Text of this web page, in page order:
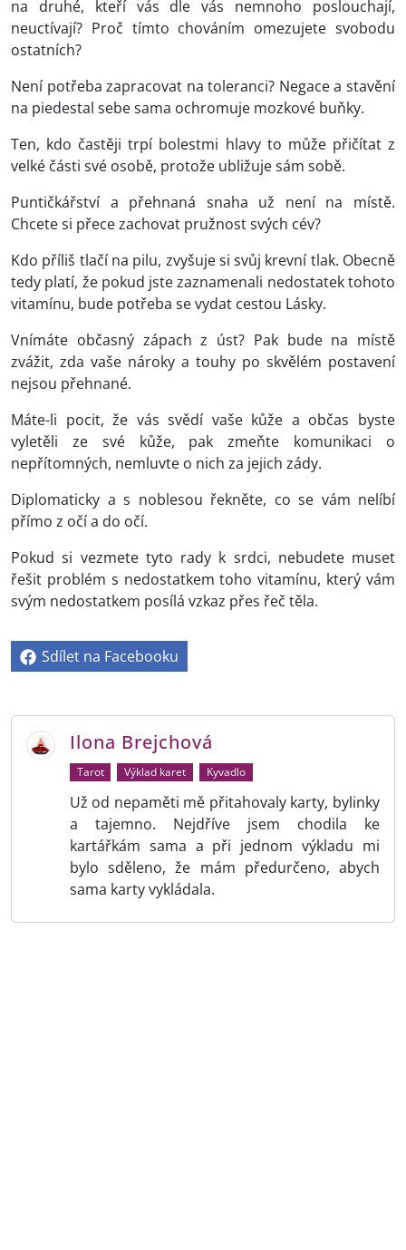
na druhé, kteří vás dle vás nemnoho poslouchají,
neuctívají? Proč tímto chováním omezujete svobodu
ostatních?
Není potřeba zapracovat na toleranci? Negace a stavění
na piedestal sebe sama ochromuje mozkové buňky.
Ten, kdo častěji trpí bolestmi hlavy to může přičítat z
velké části své osobě, protože ubližuje sám sobě.
Puntičkářství a přehnaná snaha už není na místě.
Chcete si přece zachovat pružnost svých cév?
Kdo příliš tlačí na pilu, zvyšuje si svůj krevní tlak. Obecně
tedy platí, že pokud jste zaznamenali nedostatek tohoto
vitamínu, bude potřeba se vydat cestou Lásky.
Vnímáte občasný zápach z úst? Pak bude na místě
zvážit, zda vaše nároky a touhy po skvělém postavení
nejsou přehnané.
Máte-li pocit, že vás svědí vaše kůže a občas byste
vyletěli ze své kůže, pak zmeňte komunikaci o
nepřítomných, nemluvte o nich za jejich zády.
Diplomaticky a s noblesou řekněte, co se vám nelíbí
přímo z očí a do očí.
Pokud si vezmete tyto rady k srdci, nebudete muset
řešit problém s nedostatkem toho vitamínu, který vám
svým nedostatkem posílá vzkaz přes řeč těla.
Sdílet na Facebooku
Ilona Brejchová
Tarot Výklad karet Kyvadlo
Už od nepaměti mě přitahovaly karty, bylinky
a tajemno. Nejdříve jsem chodila ke
kartářkám sama a při jednom výkladu mi
bylo sděleno, že mám předurčeno, abych
sama karty vykládala.